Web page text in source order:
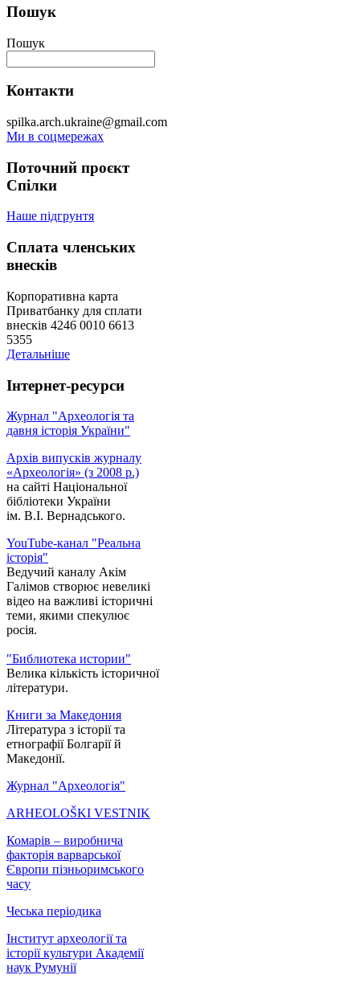
Пошук
Пошук
Контакти
spilka.arch.ukraine@gmail.com
Ми в соцмережах
Поточний проєкт
Спілки
Наше підгрунтя
Сплата членських
внесків
Корпоративна карта
Приватбанку для сплати
внесків 4246 0010 6613
5355
Детальніше
Інтернет-ресурси
Журнал "Археологія та
давня історія України"
Архів випусків журналу
«Археологія» (з 2008 р.)
на сайті Національної
бібліотеки України
ім. В.І. Вернадського.
YouTube-канал "Реальна
історія"
Ведучий каналу Акім
Галімов створює невеликі
відео на важливі історичні
теми, якими спекулює
росія.
"Библиотека истории"
Велика кількість історичної
літератури.
Книги за Македония
Література з історії та
етнографії Болгарії й
Македонії.
Журнал "Археологія"
ARHEOLOŠKI VESTNIK
Комарів – виробнича
факторія варварської
Європи пізньоримського
часу
Чеська періодика
Інститут археології та
історії культури Академії
наук Румунії